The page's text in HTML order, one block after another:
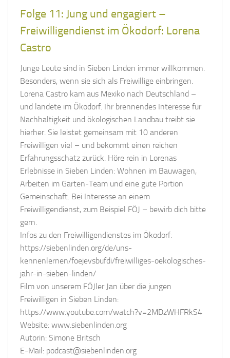
Folge 11: Jung und engagiert –
Freiwilligendienst im Ökodorf: Lorena
Castro
Junge Leute sind in Sieben Linden immer willkommen.
Besonders, wenn sie sich als Freiwillige einbringen.
Lorena Castro kam aus Mexiko nach Deutschland –
und landete im Ökodorf. Ihr brennendes Interesse für
Nachhaltigkeit und ökologischen Landbau treibt sie
hierher. Sie leistet gemeinsam mit 10 anderen
Freiwilligen viel – und bekommt einen reichen
Erfahrungsschatz zurück. Höre rein in Lorenas
Erlebnisse in Sieben Linden: Wohnen im Bauwagen,
Arbeiten im Garten-Team und eine gute Portion
Gemeinschaft. Bei Interesse an einem
Freiwilligendienst, zum Beispiel FÖJ – bewirb dich bitte
gern.
Infos zu den Freiwilligendienstes im Ökodorf:
https://siebenlinden.org/de/uns-
kennenlernen/foejevsbufdi/freiwilliges-oekologisches-
jahr-in-sieben-linden/
Film von unserem FÖJler Jan über die jungen
Freiwilligen in Sieben Linden:
https://www.youtube.com/watch?v=2MDzWHFRkS4
Website: www.siebenlinden.org
Autorin: Simone Britsch
E-Mail: podcast@siebenlinden.org